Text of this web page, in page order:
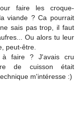
faire les croque-
viande ? Ca pourrait
sais pas trop, il faut
Ou alors tu leur
peut-être.
à faire ? J'avais cru
de cuisson était
m'intéresse :)